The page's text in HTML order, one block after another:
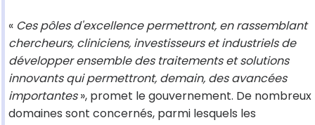
« Ces pôles d'excellence permettront, en rassemblant
chercheurs, cliniciens, investisseurs et industriels de
développer ensemble des traitements et solutions
innovants qui permettront, demain, des avancées
importantes», promet le gouvernement. De nombreux
domaines sont concernés, parmi lesquels les